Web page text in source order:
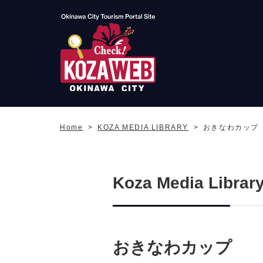
Home KOZA MEDIA LIBRARY おきなわカップ
Koza Media
おきなわカップ